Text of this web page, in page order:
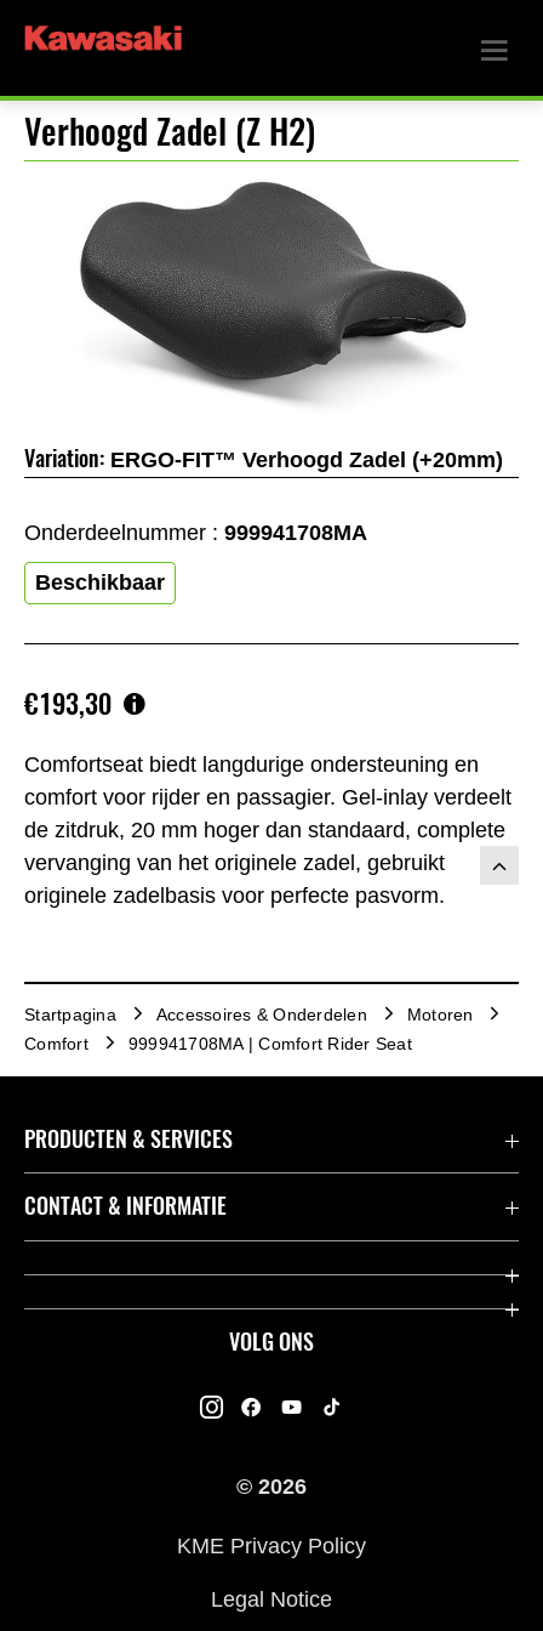
Verhoogd Zadel (Z H2)
Comfortseat biedt langdurige ondersteuning en
comfort voor rijder en passagier. Gel-inlay verdeelt
de zitdruk, 20 mm hoger dan standaard, complete
vervanging van het originele zadel, gebruikt
originele zadelbasis voor perfecte pasvorm.
€193,30
Variation: ERGO-FIT™ Verhoogd Zadel (+20mm)
Onderdeelnummer : 999941708MA
Beschikbaar
Startpagina Accessoires & Onderdelen
Motoren
Comfort
999941708MA | Comfort Rider Seat
VOLG ONS
PRODUCTEN & SERVICES
Accessoires & Onderdelen
Dealers
K-Care Fabrieksgarantie
Gebruikershandleidingen
Kawasaki Road Assistance
Veelgestelde Vragen
CONTACT & INFORMATIE
Contact
© 2026
KME Privacy Policy
Legal Notice